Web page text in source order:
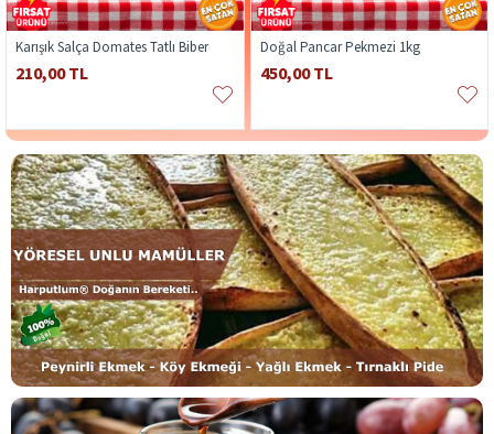
Karışık Salça Domates Tatlı Biber
210,00 TL
Doğal Pancar Pekmezi 1kg
450,00 TL